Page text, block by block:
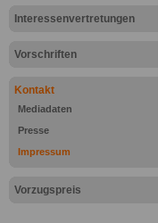
Interessenvertretungen
Vorschriften
Kontakt
Mediadaten
Presse
Impressum
Vorzugspreis